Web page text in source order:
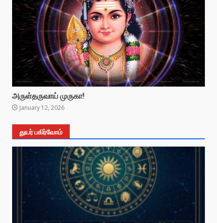
அருள்தருவாய் முருகா!
January 12, 2026
துயர் பகிர்வோம்